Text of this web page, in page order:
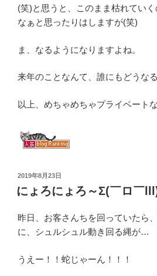
(笑)と思うと、このまま枯れてい
なぁと思ったりはしますが(笑)
ま、なるようになりますよね。
来年のことなんて、誰にもどうな
以上、めちゃめちゃプライベート
投
稿
日:
2019年8月23日
にょろにょろ～Σ(￣ロ￣
昨日、お客さんちを回っていたら
に、シュルシュル動き回る縄が…
うえー！！蛇じゃーん！！！